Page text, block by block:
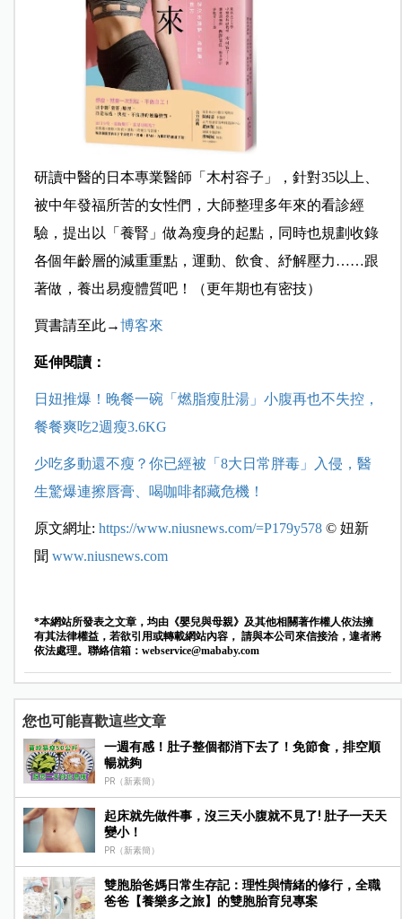
研讀中醫的日本專業醫師「木村容子」，針對35以上、
被中年發福所苦的女性們，大師整理多年來的看診經
驗，提出以「養腎」做為瘦身的起點，同時也規劃收錄
各個年齡層的減重重點，運動、飲食、紓解壓力……跟
著做，養出易瘦體質吧！（更年期也有密技）
買書請至此→博客來
延伸閱讀：
日妞推爆！晚餐一碗「燃脂瘦肚湯」小腹再也不失控，
餐餐爽吃2週瘦3.6KG
少吃多動還不瘦？你已經被「8大日常胖毒」入侵，醫
生驚爆連擦唇膏、喝咖啡都藏危機！
原文網址: https://www.niusnews.com/=P179y578© 妞新
聞 www.niusnews.com
*本網站所發表之文章，均由《嬰兒與母親》及其他相關著作權人依法擁
有其法律權益，若欲引用或轉載網站內容， 請與本公司來信接洽，違者將
依法處理。聯絡信箱： webservice@mababy.com
您也可能喜歡這些文章
一週有感！肚子整個都消下去了！免節食，排空順
暢就夠
PR（新素簡）
起床就先做件事，沒三天小腹就不見了! 肚子一天天
變小！
PR（新素簡）
雙胞胎爸媽日常生存記：理性與情緒的修行，全職
爸爸【養樂多之旅】的雙胞胎育兒專案